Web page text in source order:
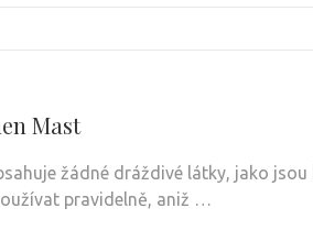
Mast
žádné dráždivé látky, jako
pravidelně, aniž …